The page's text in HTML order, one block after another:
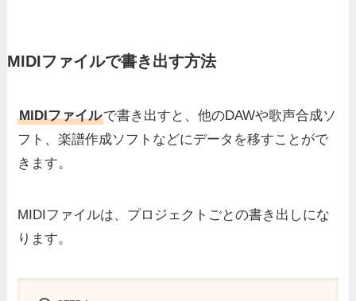
MIDIファイルで書き出す方法
MIDIファイルで書き出すと、他のDAWや歌声合成ソ
フト、楽譜作成ソフトなどにデータを移すことがで
きます。
MIDIファイルは、プロジェクトごとの書き出しにな
ります。